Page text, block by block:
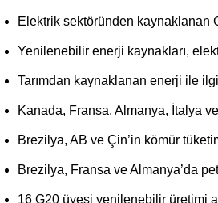
Elektrik sektöründen kaynaklanan
Yenilenebilir enerji kaynakları,
Tarımdan kaynaklanan enerji ile
Kanada, Fransa, Almanya, İtalya
Brezilya, AB ve Çin’in kömür
Brezilya, Fransa ve Almanya’da
16 G20 üyesi yenilenebilir üretimi